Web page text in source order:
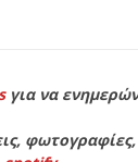
για να